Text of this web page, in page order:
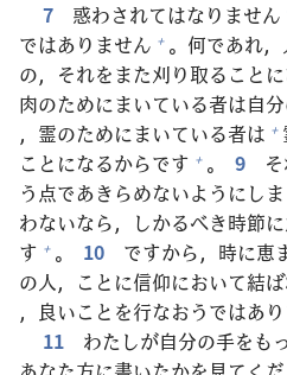
7
惑わされてはなりません
ではありません + 。 何であれ，
の，それをまた刈り取ること
肉のためにまいている者は自分
， 霊のためにまいている者は +
ことになるからです + 。 9
う点であきらめないようにし
わないなら，しかるべき時節に
す + 。 10 ですから， 時に恵
の人，ことに信仰において結
， 良いことを行なおうではあり
11
わたしが自分の手をも